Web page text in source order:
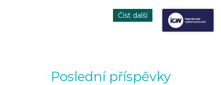
Číst další
Poslední příspěvky